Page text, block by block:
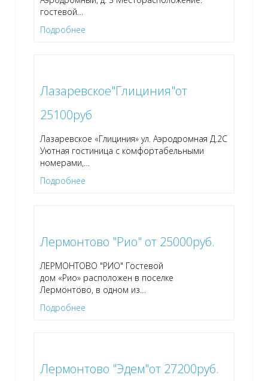
гостевой…
Подробнее
Лазаревское"Глициния"от
25100руб
Лазаревское «Глициния» ул. Аэродромная Д.2С
Уютная гостиница с комфортабельными
номерами,…
Подробнее
Лермонтово "Рио" от 25000руб.
ЛЕРМОНТОВО "РИО" Гостевой
дом «Рио» расположен в поселке
Лермонтово, в одном из…
Подробнее
Лермонтово "Эдем"от 27200руб.